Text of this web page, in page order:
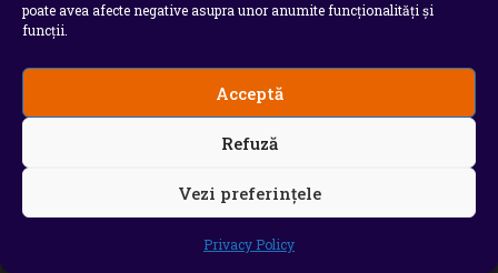
poate avea afecte negative asupra unor anumite funcționalități și
funcții.
Acceptă
Refuză
Vezi preferințele
Privacy Policy
AJOFM Dâmbovița
Chindiamedia.ro
Compania de Apă Târgoviște Dâmbovița
Complexul Național Muzeal Curtea Domnească Târgoviște
Electrica Flori Bungete
Guvern
Isu dambovita Basarab I Dambovita
ITM Dambovita